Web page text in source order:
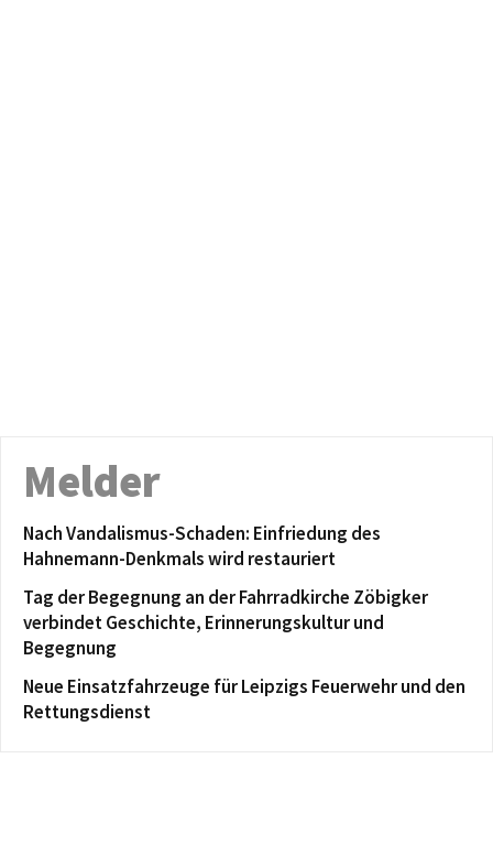
Melder
Nach Vandalismus-Schaden: Einfriedung des
Hahnemann-Denkmals wird restauriert
Tag der Begegnung an der Fahrradkirche Zöbigker
verbindet Geschichte, Erinnerungskultur und
Begegnung
Neue Einsatzfahrzeuge für Leipzigs Feuerwehr und den
Rettungsdienst